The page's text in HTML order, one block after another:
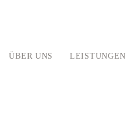
ÜBER UNS LEISTUNGEN